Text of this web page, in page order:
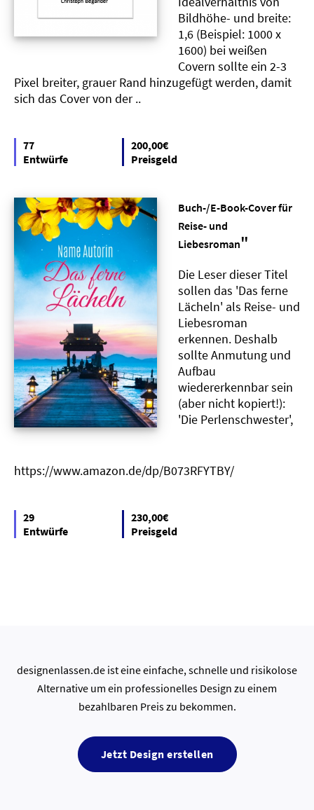
Bildhöhe- und breite:
1,6 (Beispiel: 1000 x
1600) bei weißen
Covern sollte ein 2-3
Pixel breiter, grauer Rand hinzugefügt werden, damit
sich das Cover von der ..
77
Entwürfe
200,00€
Preisgeld
Buch-/E-Book-Cover für
Reise- und
Liebesroman"
Die Leser dieser Titel
sollen das 'Das ferne
Lächeln' als Reise- und
Liebesroman
erkennen. Deshalb
sollte Anmutung und
Aufbau
wiedererkennbar sein
(aber nicht kopiert!):
'Die Perlenschwester',
https://www.amazon.de/dp/B073RFYTBY/
29
Entwürfe
230,00€
Preisgeld
designenlassen.de ist eine einfache, schnelle und risikolose
Alternative um ein professionelles Design zu einem
bezahlbaren Preis zu bekommen.
Jetzt Design erstellen